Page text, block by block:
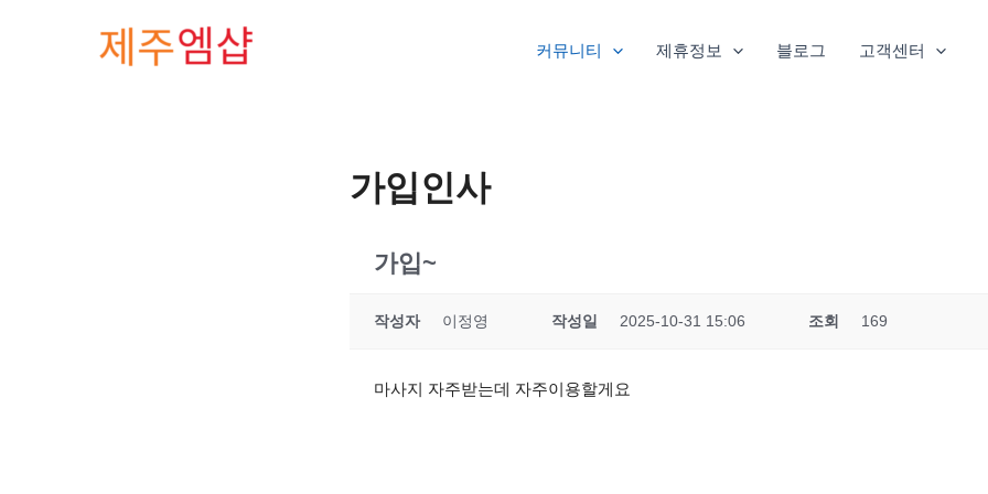
커뮤니티 제휴정보 블로그 고객센터
가입인사
가입~
작성자 이정영 작성일 2025-10-31 15:06 조회 169
마사지 자주받는데 자주이용할게요